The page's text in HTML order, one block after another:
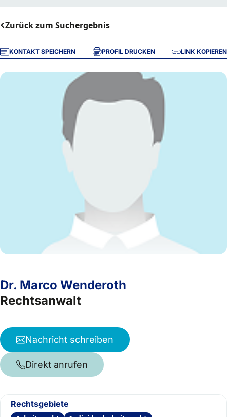
Zurück zum Suchergebnis
KONTAKT SPEICHERN PROFIL DRUCKEN LINK KOPIEREN
Dr. Marco Wenderoth
Rechtsanwalt
Nachricht schreiben
Direkt anrufen
Rechtsgebiete